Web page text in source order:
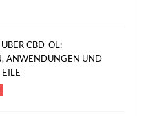
CBD-ÖL:
ANWENDUNGEN UND